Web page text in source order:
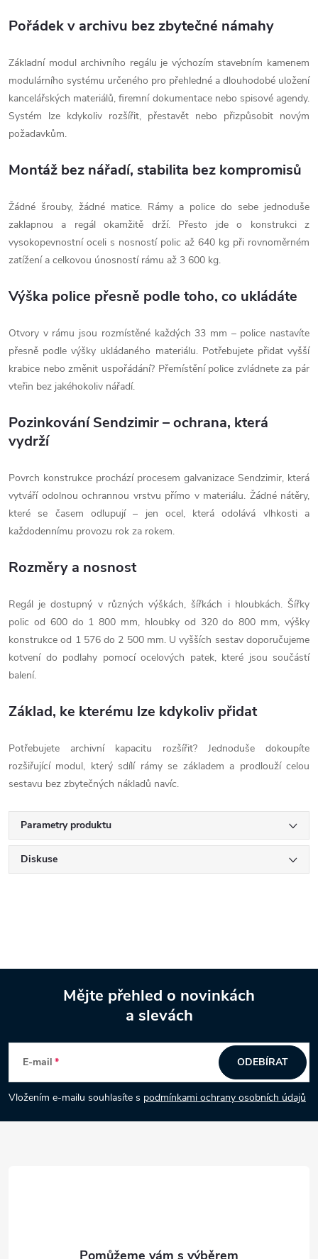
Pořádek v archivu bez zbytečné námahy
Základní modul archivního regálu je výchozím stavebním kamenem
modulárního systému určeného pro přehledné a dlouhodobé uložení
kancelářských materiálů, firemní dokumentace nebo spisové agendy.
Systém lze kdykoliv rozšířit, přestavět nebo přizpůsobit novým
požadavkům.
Montáž bez nářadí, stabilita bez kompromisů
Žádné šrouby, žádné matice. Rámy a police do sebe jednoduše
zaklapnou a regál okamžitě drží. Přesto jde o konstrukci z
vysokopevnostní oceli s nosností polic až 640 kg při rovnoměrném
zatížení a celkovou únosností rámu až 3 600 kg.
Výška police přesně podle toho, co ukládáte
Otvory v rámu jsou rozmístěné každých 33 mm – police nastavíte
přesně podle výšky ukládaného materiálu. Potřebujete přidat vyšší
krabice nebo změnit uspořádání? Přemístění police zvládnete za pár
vteřin bez jakéhokoliv nářadí.
Pozinkování Sendzimir – ochrana, která
vydrží
Povrch konstrukce prochází procesem galvanizace Sendzimir, která
vytváří odolnou ochrannou vrstvu přímo v materiálu. Žádné nátěry,
které se časem odlupují – jen ocel, která odolává vlhkosti a
každodennímu provozu rok za rokem.
Rozměry a nosnost
Regál je dostupný v různých výškách, šířkách i hloubkách. Šířky
polic od 600 do 1 800 mm, hloubky od 320 do 800 mm, výšky
konstrukce od 1 576 do 2 500 mm. U vyšších sestav doporučujeme
kotvení do podlahy pomocí ocelových patek, které jsou součástí
balení.
Základ, ke kterému lze kdykoliv přidat
Potřebujete archivní kapacitu rozšířit? Jednoduše dokoupíte
rozšiřující modul, který sdílí rámy se základem a prodlouží celou
sestavu bez zbytečných nákladů navíc.
Parametry produktu
Diskuse
p
a
Mějte přehled o novinkách
a slevách
E-mail
Vložením e-mailu souhlasíte s podmínkami ochrany osobních údajů
ODEBÍRAT